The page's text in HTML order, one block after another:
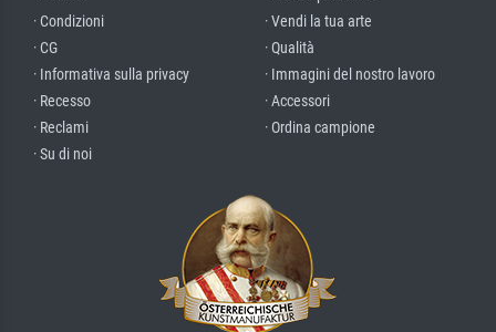
· Condizioni
· CG
· Informativa sulla privacy
· Recesso
· Reclami
· Su di noi
· Vendi la tua arte
· Qualità
· Immagini del nostro lavoro
· Accessori
· Ordina campione